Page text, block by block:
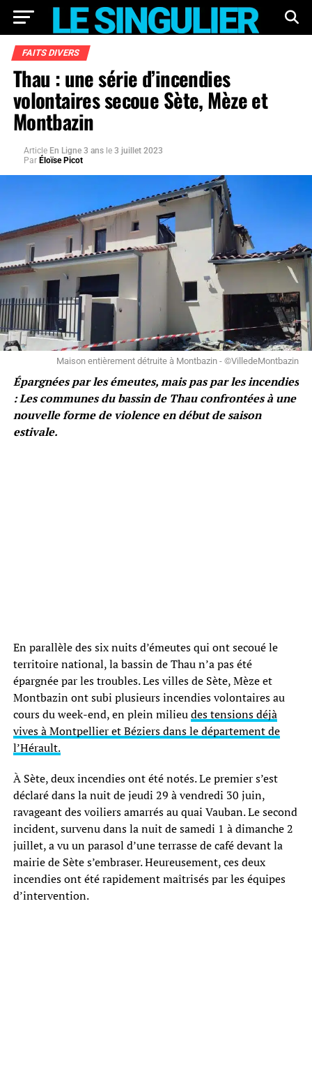
FAITS DIVERS
Thau : une série d’incendies
volontaires secoue Sète, Mèze et
Montbazin
Article En Ligne 3 ans le 3 juillet 2023
Par Éloïse Picot
Maison entièrement détruite à Montbazin - ©VilledeMontbazin
Épargnées par les émeutes, mais pas par les incendies
: Les communes du bassin de Thau confrontées à une
nouvelle forme de violence en début de saison
estivale.
En parallèle des six nuits d’émeutes qui ont secoué le
territoire national, la bassin de Thau n’a pas été
épargnée par les troubles. Les villes de Sète, Mèze et
Montbazin ont subi plusieurs incendies volontaires au
cours du week-end, en plein milieudes tensions déjà
vives à Montpellier et Béziers dans le département de
l’Hérault.
À Sète, deux incendies ont été notés. Le premier s’est
déclaré dans la nuit de jeudi 29 à vendredi 30 juin,
ravageant des voiliers amarrés au quai Vauban. Le second
incident, survenu dans la nuit de samedi 1 à dimanche 2
juillet, a vu un parasol d’une terrasse de café devant la
mairie de Sète s’embraser. Heureusement, ces deux
incendies ont été rapidement maîtrisés par les équipes
d’intervention.